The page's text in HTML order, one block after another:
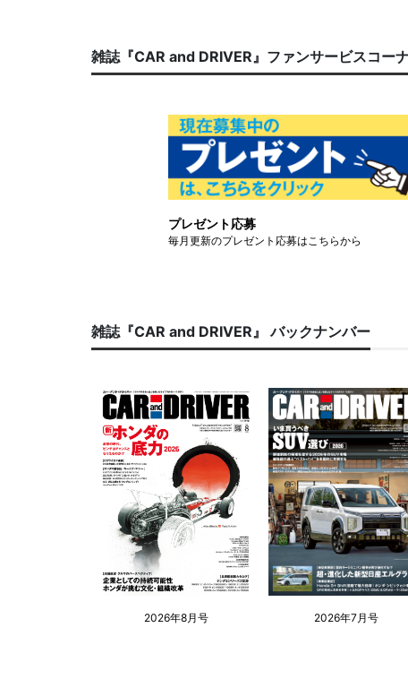
雑誌『CAR and DRIVER』ファンサービスコー
プレゼント応募
毎月更新のプレゼント応募はこちらから
雑誌『CAR and DRIVER』 バックナンバー
2026年8月号 2026年7月号